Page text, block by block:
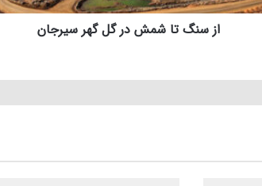
از سنگ تا شمش در گل گهر سیرجان